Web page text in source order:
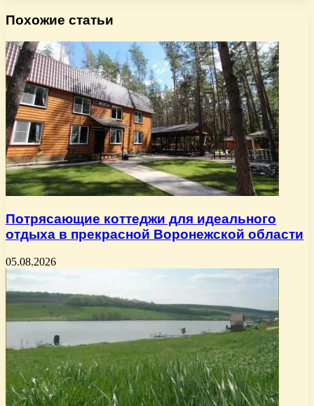
Похожие статьи
Потрясающие коттеджи для идеального
отдыха в прекрасной Воронежской области
05.08.2026